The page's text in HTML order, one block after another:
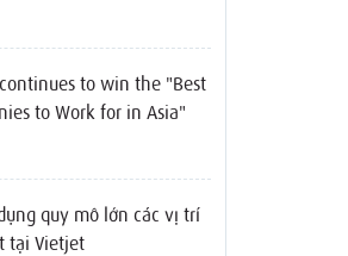
to win the "Best
to Work for in Asia"
quy mô lớn các vị trí
tại Vietjet